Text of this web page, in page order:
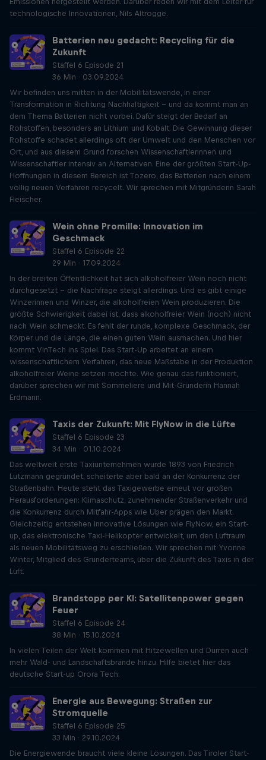
technologische Innovationen, Nils Altrogge.
Batterien neu gedacht: Recycling für die
Zukunft
Staffel 6 Episode 21
36 Min · 03.09.2024
Wir befinden uns mitten in der Mobilitätswende, in einer
Transformation in Richtung Nachhaltigkeit – und da kommt man an
dem Thema Batterien nicht vorbei. Dafür steigt der Bedarf an
Rohstoffen, besonders an Lithium und Kobalt. Die Gewinnung dieser
Rohstoffe schadet allerdings oft der Umwelt und den Menschen vor
Ort, und aus diesem Grund forschen Wissenschaftlerinnen und
Wissenschaftler intensiv an Alternativen. Eine der größten Start-Up-
Hoffnungen in diesem Bereich ist Tozero, das Batterien nach einem
völlig neuen Verfahren recycelt. Wir sprechen mit Mitgründerin Sarah
Fleischer.
Wein ohne Promille: Innovation im
Geschmack
Staffel 6 Episode 22
29 Min · 17.09.2024
In der breiten Öffentlichkeit hat sich alkoholfreier Wein noch nicht
durchgesetzt - die Nachfrage steigt allerdings. Und es gibt einige
Winzerinnen und Winzer, die alkoholfreien Wein produzieren. Die
größte Schwierigkeit dabei ist, dass alkoholfreier Wein (noch) nicht
nach Wein schmeckt. Es fehlt der runde, komplexe Geschmack, der
Körper und die Länge, die einen guten Wein ausmachen. Und hier
kommt VinTech ins Spiel. Das Start-Up arbeitet an einem
wissenschaftlichem Verfahren, das neue Maßstäbe in der Produktion
alkoholfreier Weine setzen möchte. Wie genau das funktioniert,
darüber sprechen wir mit Sommeliere und Mit-Gründerin Hannah
Erdmann.
Taxis der Zukunft: Mit FlyNow in die Lüfte
Staffel 6 Episode 23
34 Min · 01.10.2024
Das weltweit erste Taxiunternehmen wurde 1893 von Friedrich
Lutzmann gegründet, scheiterte aber bald an der Konkurrenz der
Straßenbahn. Heute steht das Taxigewerbe erneut vor großen
Herausforderungen: Klimaschutz, zunehmender Straßenverkehr und
die Konkurrenz durch Mitfahr-Apps wie Uber prägen den Markt.
Gleichzeitig entstehen innovative Lösungen wie FlyNow, ein Start-
up, das elektronische Taxi-Helikopter entwickelt, um den Luftraum
als neuen Mobilitätsweg zu erschließen. Wir sprechen mit Yvonne
Winter, Mitglied des Gründerteams, über die Zukunft des Taxis in der
Luft.
Brandstopp per KI: Satellitenpower gegen
Feuer
Staffel 6 Episode 24
38 Min · 15.10.2024
In vielen Teilen der Welt kommen mit Hitzewellen und Dürren auch
mehr Wald- und Landschaftsbrände hinzu. Hilfe bietet hier das
deutsche Start-up Orora Tech.
Energie aus Bewegung: Straßen zur
Stromquelle
Staffel 6 Episode 25
33 Min · 29.10.2024
Die Energiewende braucht viele kleine Lösungen. Das Tiroler Start-